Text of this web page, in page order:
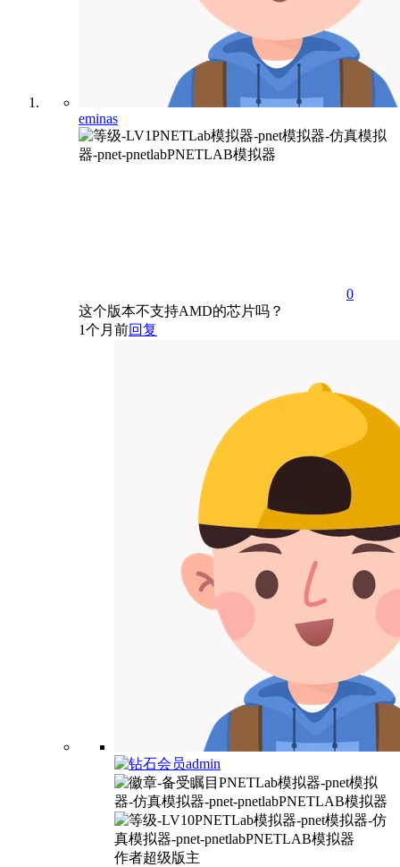
eminas
0
这个版本不支持AMD的芯片吗？
1个月前回复
admin
作者超级版主